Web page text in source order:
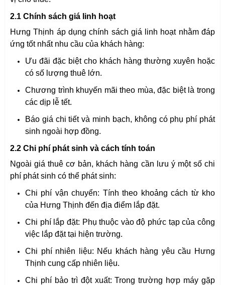
2.1 Chính sách giá linh hoạt
Hưng Thịnh áp dụng chính sách giá linh hoạt nhằm đáp
ứng tốt nhất nhu cầu của khách hàng:
Ưu đãi đặc biệt cho khách hàng thường xuyên hoặc
có số lượng thuê lớn.
Chương trình khuyến mãi theo mùa, đặc biệt là trong
các dịp lễ tết.
Báo giá chi tiết và minh bạch, không có phụ phí phát
sinh ngoài hợp đồng.
2.2 Chi phí phát sinh và cách tính toán
Ngoài giá thuê cơ bản, khách hàng cần lưu ý một số chi
phí phát sinh có thể phát sinh:
Chi phí vận chuyển: Tính theo khoảng cách từ kho
của Hưng Thịnh đến địa điểm lắp đặt.
Chi phí lắp đặt: Phụ thuộc vào độ phức tạp của công
việc lắp đặt tại hiện trường.
Chi phí nhiên liệu: Nếu khách hàng yêu cầu Hưng
Thịnh cung cấp nhiên liệu.
Chi phí bảo trì đột xuất: Trong trường hợp máy gặp